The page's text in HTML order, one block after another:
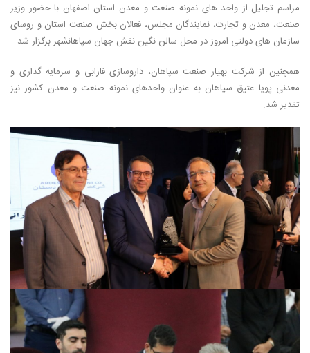
مراسم تجلیل از واحد های نمونه صنعت و معدن استان اصفهان با حضور وزیر
صنعت، معدن و تجارت، نمایندگان مجلس، فعالان بخش صنعت استان و روسای
سازمان های دولتی امروز در محل سالن نگین نقش جهان سپاهانشهر برگزار شد.
همچنین از شرکت بهیار صنعت سپاهان، داروسازی فارابی و سرمایه گذاری و
معدنی پویا عتیق سپاهان به عنوان واحدهای نمونه صنعت و معدن کشور نیز
تقدیر شد.